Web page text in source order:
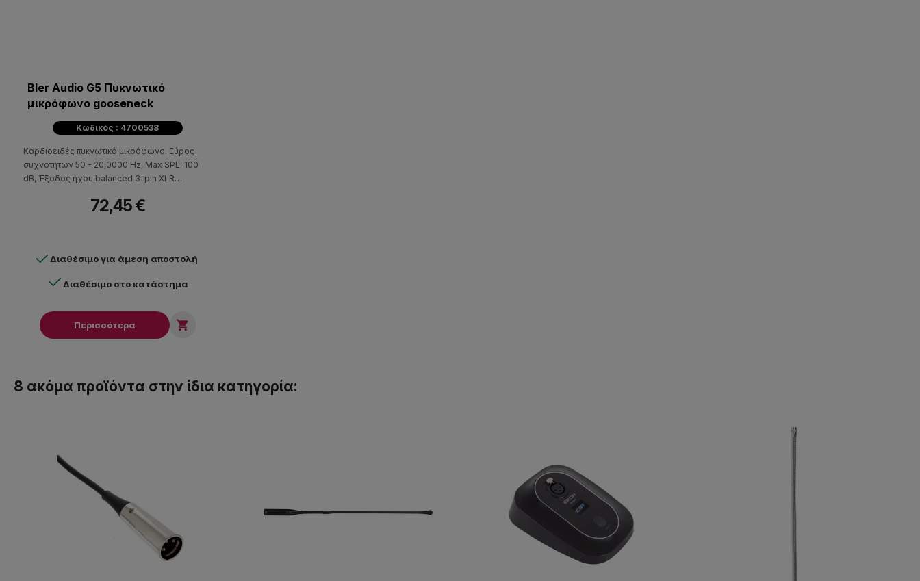
Bler Audio G5 Πυκνωτικό
μικρόφωνο gooseneck
Κωδικός : 4700538
Καρδιοειδές πυκνωτικό μικρόφωνο. Εύρος
συχνοτήτων 50 - 20,0000 Hz, Max SPL: 100
dB, Έξοδος ήχου balanced 3-pin XLR
72,45 €
Διαθέσιμο για άμεση αποστολή
Διαθέσιμο στο κατάστημα
Περισσότερα 
8 ακόμα προϊόντα στην ίδια κατηγορία: